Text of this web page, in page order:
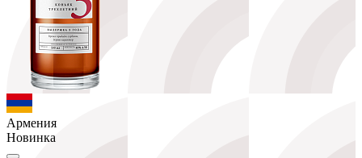
Армения
Новинка